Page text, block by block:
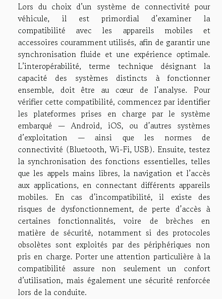
Lors du choix d’un système de connectivité pour
véhicule, il est primordial d’examiner la
compatibilité avec les appareils mobiles et
accessoires couramment utilisés, afin de garantir une
synchronisation fluide et une expérience optimale.
L’interopérabilité, terme technique désignant la
capacité des systèmes distincts à fonctionner
ensemble, doit être au cœur de l’analyse. Pour
vérifier cette compatibilité, commencez par identifier
les plateformes prises en charge par le système
embarqué — Android, iOS, ou d’autres systèmes
d’exploitation — ainsi que les normes de
connectivité (Bluetooth, Wi-Fi, USB). Ensuite, testez
la synchronisation des fonctions essentielles, telles
que les appels mains libres, la navigation et l’accès
aux applications, en connectant différents appareils
mobiles. En cas d’incompatibilité, il existe des
risques de dysfonctionnement, de perte d’accès à
certaines fonctionnalités, voire de brèches en
matière de sécurité, notamment si des protocoles
obsolètes sont exploités par des périphériques non
pris en charge. Porter une attention particulière à la
compatibilité assure non seulement un confort
d’utilisation, mais également une sécurité renforcée
lors de la conduite.